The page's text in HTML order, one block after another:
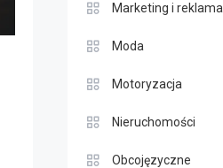
Marketing i reklama
Moda
Motoryzacja
Nieruchomości
Obcojęzyczne